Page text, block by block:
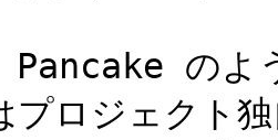
のよ
プロジェクト